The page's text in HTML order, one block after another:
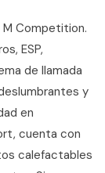
M Competition.
ESP,
de llamada
y
en
cuenta con
calefactables